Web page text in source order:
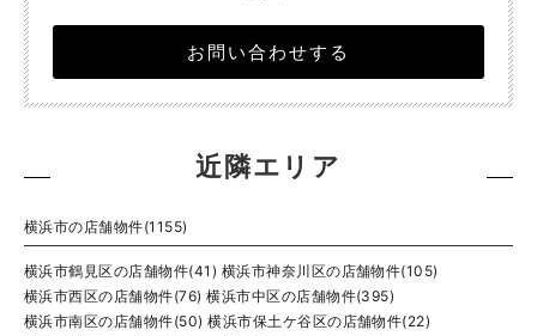
お問い合わせする
近隣エリア
横浜市の店舗物件(1155)
横浜市鶴見区の店舗物件(41) 横浜市神奈川区の店舗物件(105)
横浜市西区の店舗物件(76) 横浜市中区の店舗物件(395)
横浜市南区の店舗物件(50) 横浜市保土ケ谷区の店舗物件(22)